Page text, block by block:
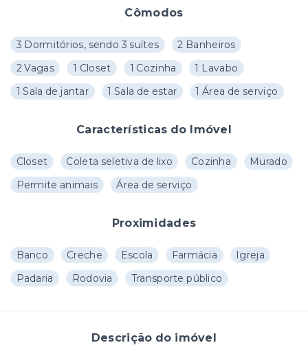
Cômodos
3 Dormitórios, sendo 3 suítes
2 Banheiros
2 Vagas
1 Closet 1 Cozinha
1 Lavabo
1 Sala de jantar
1 Sala de estar 1 Área de serviço
Características do Imóvel
Closet Coleta seletiva de lixo Cozinha
Murado
Permite animais
Área de serviço
Proximidades
Banco Creche Escola Farmácia
Igreja
Padaria
Rodovia Transporte público
Descrição do imóvel